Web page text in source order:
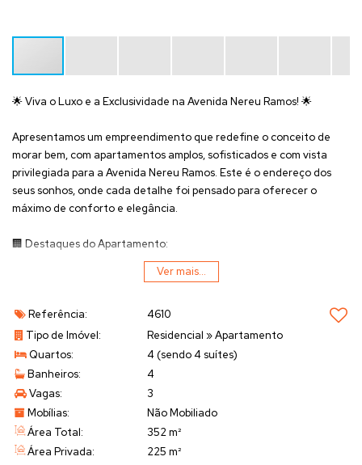
🌟Viva o Luxo e a Exclusividade na Avenida Nereu Ramos! 🌟
Apresentamos um empreendimento que redefine o conceito de
morar bem, com apartamentos amplos, sofisticados e com vista
privilegiada para a Avenida Nereu Ramos. Este é o endereço dos
seus sonhos, onde cada detalhe foi pensado para oferecer o
máximo de conforto e elegância.
🏢 Destaques do Apartamento:
, incluindo uma Suíte Máster com 40 m², equipada com
closet e hidromassagem em ambientes independentes
para sua família
352 m² de área total
, incluindo garagens e áreas comuns
3 Vagas de garagem
, garantindo espaço e segurança para seus
veículos
Sacada espetacular com 30 m²
apreciar a vista e relaxar
churrasqueira, perfeita para receber amigos e familiares
🌿Área de Lazer Completa:
Ver mais...
Referência:
4610
Tipo de Imóvel:
Residencial »Apartamento
Quartos:
4 (sendo 4 suítes)
Banheiros:
4
Vagas:
3
Mobílias:
Não Mobiliado
Área Total:
352 m²
Área Privada:
225 m²